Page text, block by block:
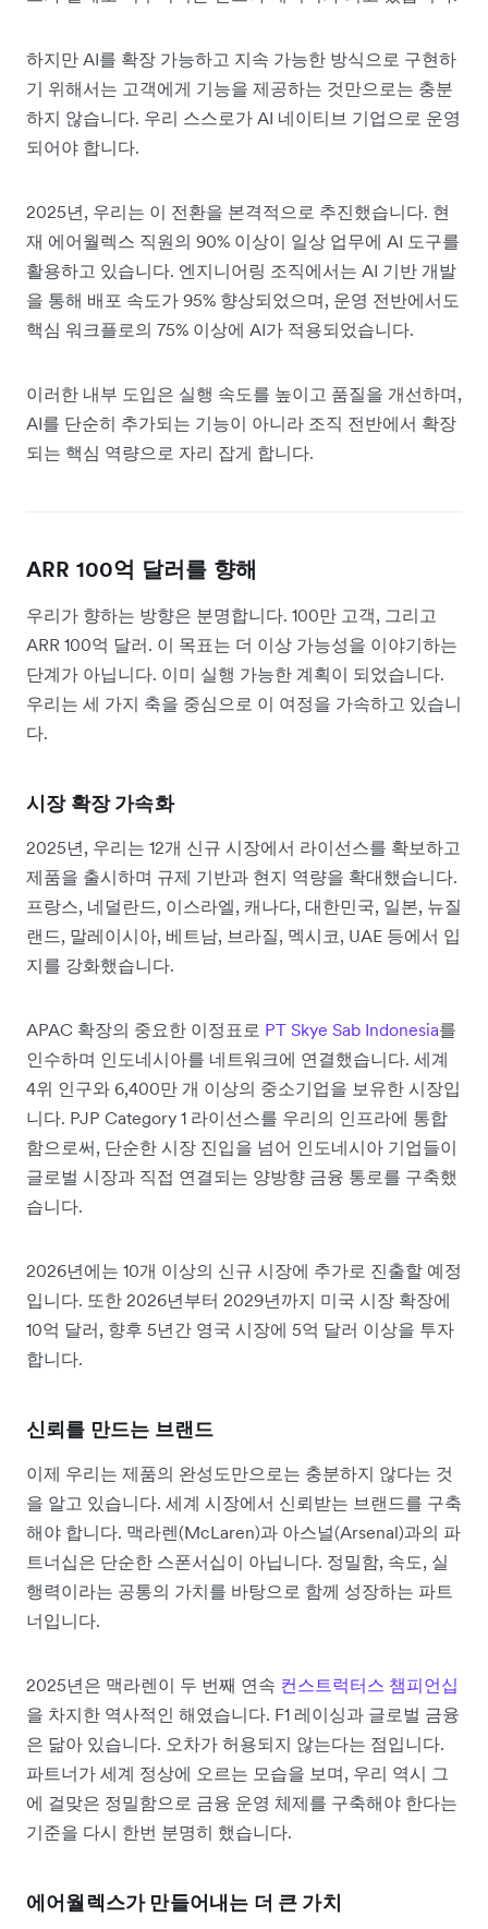
하지만 AI를 확장 가능하고 지속 가능한 방식으로 구현하
기 위해서는 고객에게 기능을 제공하는 것만으로는 충분
하지 않습니다. 우리 스스로가 AI 네이티브 기업으로 운영
되어야 합니다.
2025년, 우리는 이 전환을 본격적으로 추진했습니다. 현
재 에어월렉스 직원의 90% 이상이 일상 업무에 AI 도구를
활용하고 있습니다. 엔지니어링 조직에서는 AI 기반 개발
을 통해 배포 속도가 95% 향상되었으며, 운영 전반에서도
핵심 워크플로의 75% 이상에 AI가 적용되었습니다.
이러한 내부 도입은 실행 속도를 높이고 품질을 개선하며,
AI를 단순히 추가되는 기능이 아니라 조직 전반에서 확장
되는 핵심 역량으로 자리 잡게 합니다.
ARR 100억 달러를 향해
우리가 향하는 방향은 분명합니다. 100만 고객, 그리고
ARR 100억 달러. 이 목표는 더 이상 가능성을 이야기하는
단계가 아닙니다. 이미 실행 가능한 계획이 되었습니다.
우리는 세 가지 축을 중심으로 이 여정을 가속하고 있습니
다.
시장 확장 가속화
2025년, 우리는 12개 신규 시장에서 라이선스를 확보하고
제품을 출시하며 규제 기반과 현지 역량을 확대했습니다.
프랑스, 네덜란드, 이스라엘, 캐나다, 대한민국, 일본, 뉴질
랜드, 말레이시아, 베트남, 브라질, 멕시코, UAE 등에서 입
지를 강화했습니다.
APAC 확장의 중요한 이정표로 PT Skye Sab Indonesia를
인수하며 인도네시아를 네트워크에 연결했습니다. 세계
4위 인구와 6,400만 개 이상의 중소기업을 보유한 시장입
니다. PJP Category 1 라이선스를 우리의 인프라에 통합
함으로써, 단순한 시장 진입을 넘어 인도네시아 기업들이
글로벌 시장과 직접 연결되는 양방향 금융 통로를 구축했
습니다.
2026년에는 10개 이상의 신규 시장에 추가로 진출할 예정
입니다. 또한 2026년부터 2029년까지 미국 시장 확장에
10억 달러, 향후 5년간 영국 시장에 5억 달러 이상을 투자
합니다.
신뢰를 만드는 브랜드
이제 우리는 제품의 완성도만으로는 충분하지 않다는 것
을 알고 있습니다. 세계 시장에서 신뢰받는 브랜드를 구축
해야 합니다. 맥라렌(McLaren)과 아스널(Arsenal)과의 파
트너십은 단순한 스폰서십이 아닙니다. 정밀함, 속도, 실
행력이라는 공통의 가치를 바탕으로 함께 성장하는 파트
너입니다.
2025년은 맥라렌이 두 번째 연속 컨스트럭터스 챔피언십
을 차지한 역사적인 해였습니다. F1 레이싱과 글로벌 금융
은 닮아 있습니다. 오차가 허용되지 않는다는 점입니다.
파트너가 세계 정상에 오르는 모습을 보며, 우리 역시 그
에 걸맞은 정밀함으로 금융 운영 체제를 구축해야 한다는
기준을 다시 한번 분명히 했습니다.
에어월렉스가 만들어내는 더 큰 가치